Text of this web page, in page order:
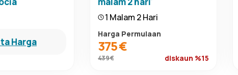
Harga
1 Malam 2 Hari
Harga Permulaan
375 €
439 € diskaun %15